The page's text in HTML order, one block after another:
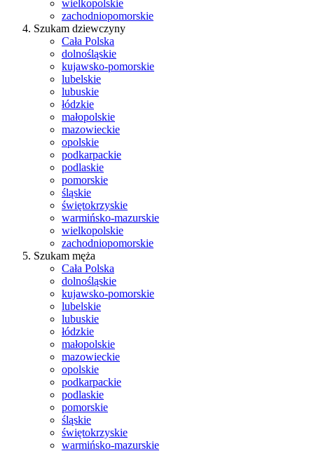
wielkopolskie
zachodniopomorskie
Szukam dziewczyny
Cała Polska
dolnośląskie
kujawsko-pomorskie
lubelskie
lubuskie
łódzkie
małopolskie
mazowieckie
opolskie
podkarpackie
podlaskie
pomorskie
śląskie
świętokrzyskie
warmińsko-mazurskie
wielkopolskie
zachodniopomorskie
Szukam męża
Cała Polska
dolnośląskie
kujawsko-pomorskie
lubelskie
lubuskie
łódzkie
małopolskie
mazowieckie
opolskie
podkarpackie
podlaskie
pomorskie
śląskie
świętokrzyskie
warmińsko-mazurskie